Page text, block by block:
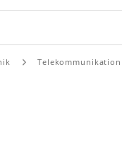
Telekommunikation